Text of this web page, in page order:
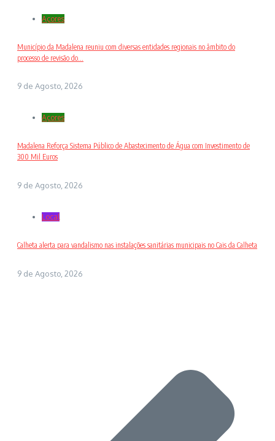
Açores
Município da Madalena reuniu com diversas entidades regionais no âmbito do
processo de revisão do...
9 de Agosto, 2026
Açores
Madalena Reforça Sistema Público de Abastecimento de Água com Investimento de
300 Mil Euros
9 de Agosto, 2026
Local
Calheta alerta para vandalismo nas instalações sanitárias municipais no Cais da Calheta
9 de Agosto, 2026